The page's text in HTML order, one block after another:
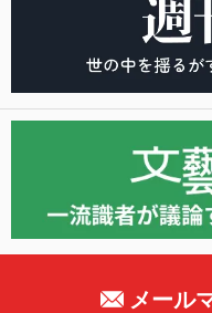
メール